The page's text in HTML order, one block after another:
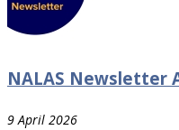
NALAS Newsletter
9 April 2026